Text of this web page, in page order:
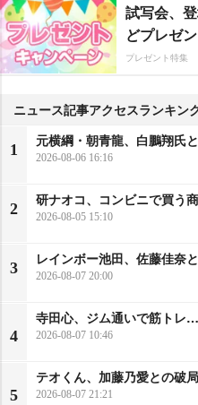
試写会、
どプレゼン
プレゼント特集
ニュース記事アクセスランキン
1
元横綱・朝青龍、白鵬翔氏
2026-08-06 16:16
2
研ナオコ、コンビニで買う
2026-08-05 15:10
3
レインボー池田、佐藤佳奈
2026-08-07 20:00
4
寺田心、ジム通いで筋トレ
2026-08-07 10:46
5
テオくん、加藤乃愛との破
2026-08-07 21:21